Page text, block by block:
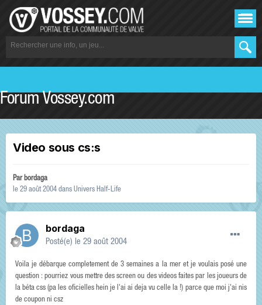
Forum Vossey.com
Video sous cs:s
Parbordaga
le 29 août 2004 dans Univers Half-Life
bordaga
Posté(e) le 29 août 2004
Voila je débarque completement de 3 semaines a la mer et je voulais posé une
question : pourriez vous mettre des screen ou des videos faites par les joueurs de
la béta css (pa les oficielles hein je l'ai ai deja vu celle la !) parce que moi j'ai nis
de coupon ni csz